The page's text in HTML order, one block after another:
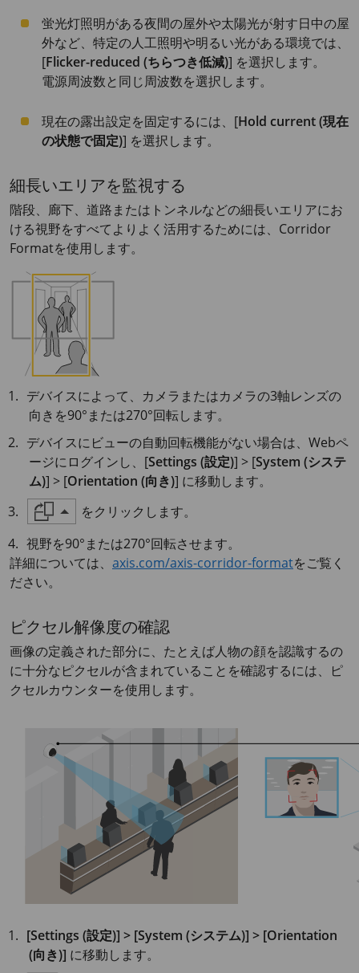
蛍光灯照明がある夜間の屋外や太陽光が射す日中の屋
外など、特定の人工照明や明るい光がある環境では、
[Flicker-reduced (ちらつき低減)] を選択します。
電源周波数と同じ周波数を選択します。
現在の露出設定を固定するには、[Hold current (現在
の状態で固定)] を選択します。
細長いエリアを監視する
階段、廊下、道路またはトンネルなどの細長いエリアにお
ける視野をすべてよりよく活用するためには、Corridor
Formatを使用します。
デバイスによって、カメラまたはカメラの3軸レンズの
向きを90°または270°回転します。
デバイスにビューの自動回転機能がない場合は、Webペ
ージにログインし、[Settings (設定)] > [System (システ
ム)] > [Orientation (向き)] に移動します。
をクリックします。
視野を90°または270°回転させます。
詳細については、 axis.com/axis-corridor-formatをご覧く
ださい。
ピクセル解像度の確認
画像の定義された部分に、たとえば人物の顔を認識するの
に十分なピクセルが含まれていることを確認するには、ピ
クセルカウンターを使用します。
[Settings (設定)] > [System (システム)] > [Orientation
(向き)] に移動します。